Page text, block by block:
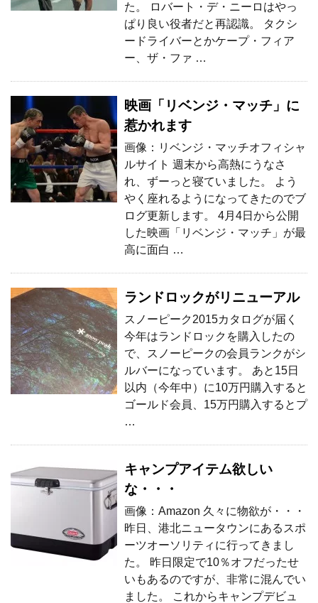
た。 ロバート・デ・ニーロはやっ
ぱり良い役者だと再認識。 タクシ
ードライバーとかケープ・フィア
ー、ザ・ファ …
映画「リベンジ・マッチ」に
惹かれます
画像：リベンジ・マッチオフィシャ
ルサイト 週末から高熱にうなさ
れ、ずーっと寝ていました。 よう
やく座れるようになってきたのでブ
ログ更新します。 4月4日から公開
した映画「リベンジ・マッチ」が最
高に面白 …
ランドロックがリニューアル
スノーピーク2015カタログが届く
今年はランドロックを購入したの
で、スノーピークの会員ランクがシ
ルバーになっています。 あと15日
以内（今年中）に10万円購入すると
ゴールド会員、15万円購入するとプ
…
キャンプアイテム欲しい
な・・・
画像：Amazon 久々に物欲が・・・
昨日、港北ニュータウンにあるスポ
ーツオーソリティに行ってきまし
た。 昨日限定で10％オフだったせ
いもあるのですが、非常に混んでい
ました。 これからキャンプデビュ